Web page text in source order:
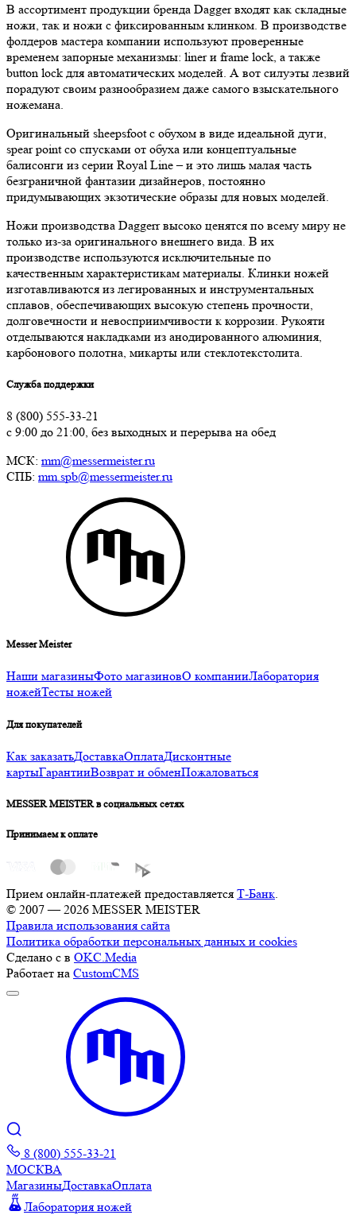
В ассортимент продукции бренда Dagger входят как складные
ножи, так и ножи с фиксированным клинком. В производстве
фолдеров мастера компании используют проверенные
временем запорные механизмы: liner и frame lock, а также
button lock для автоматических моделей. А вот силуэты лезвий
порадуют своим разнообразием даже самого взыскательного
ножемана.
Оригинальный sheepsfoot с обухом в виде идеальной дуги,
spear point со спусками от обуха или концептуальные
балисонги из серии Royal Line – и это лишь малая часть
безграничной фантазии дизайнеров, постоянно
придумывающих экзотические образы для новых моделей.
Ножи производства Daggerr высоко ценятся по всему миру не
только из-за оригинального внешнего вида. В их
производстве используются исключительные по
качественным характеристикам материалы. Клинки ножей
изготавливаются из легированных и инструментальных
сплавов, обеспечивающих высокую степень прочности,
долговечности и невосприимчивости к коррозии. Рукояти
отделываются накладками из анодированного алюминия,
карбонового полотна, микарты или стеклотекстолита.
Служба поддержки
8 (800) 555-33-21
с 9:00 до 21:00, без выходных и перерыва на обед
МСК: mm@messermeister.ru
СПБ: mm.spb@messermeister.ru
Messer Meister
Наши магазиныФото магазиновО компанииЛаборатория
ножейТесты ножей
Для покупателей
Как заказатьДоставкаОплатаДисконтные
картыГарантииВозврат и обменПожаловаться
MESSER MEISTER в социальных сетях
Принимаем к оплате
Прием онлайн-платежей предоставляется Т-Банк.
© 2007 — 2026 MESSER MEISTER
Правила использования сайта
Политика обработки персональных данных и cookies
Сделано с в OKC.Media
Работает на CustomCMS
8 (800) 555-33-21
МОСКВА
МагазиныДоставкаОплата
Лаборатория ножей